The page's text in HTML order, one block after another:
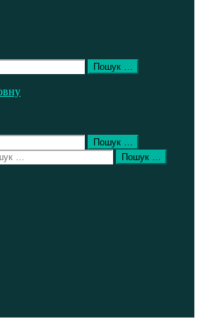
Пошук …
Пошук …
Пошук …